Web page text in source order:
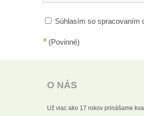
Súhlasím so spracovaním
* (Povinné)
O NÁS
Už viac ako 17 rokov prinášame